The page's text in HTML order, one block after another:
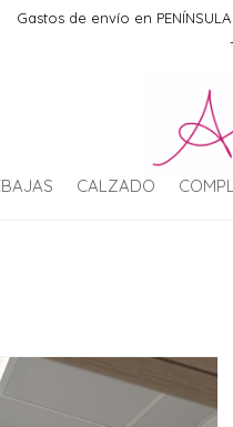
Gastos de envío en
CALZADO